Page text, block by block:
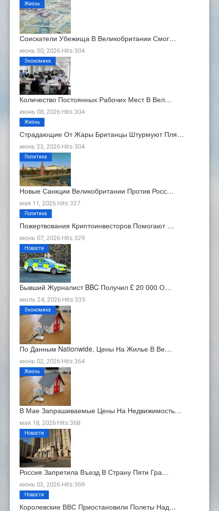
Соискатели Убежища В Великобритании Смог…
июнь 30, 2026 Hits:304
Жизнь
Количество Постоянных Рабочих Мест В Вел…
июнь 08, 2026 Hits:304
Экономика
Страдающие От Жары Британцы Штурмуют Пля…
июнь 23, 2026 Hits:304
Жизнь
Новые Санкции Великобритании Против Росс…
мая 11, 2026 Hits:327
Политика
Пожертвования Криптоинвесторов Помогают …
июнь 07, 2026 Hits:329
Политика
Бывший Журналист BBC Получил £ 20 000 О…
июль 24, 2026 Hits:335
Новости
По Данным Nationwide, Цены На Жилье В Ве…
июнь 02, 2026 Hits:364
Экономика
В Мае Запрашиваемые Цены На Недвижимость…
мая 18, 2026 Hits:368
Жизнь
Россия Запретила Въезд В Страну Пяти Гра…
июнь 03, 2026 Hits:369
Новости
Королевские ВВС Приостановили Полеты Над…
Новости